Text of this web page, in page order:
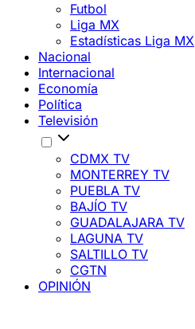
Futbol
Liga MX
Estadísticas Liga MX
Nacional
Internacional
Economía
Política
Televisión
CDMX TV
MONTERREY TV
PUEBLA TV
BAJÍO TV
GUADALAJARA TV
LAGUNA TV
SALTILLO TV
CGTN
OPINIÓN